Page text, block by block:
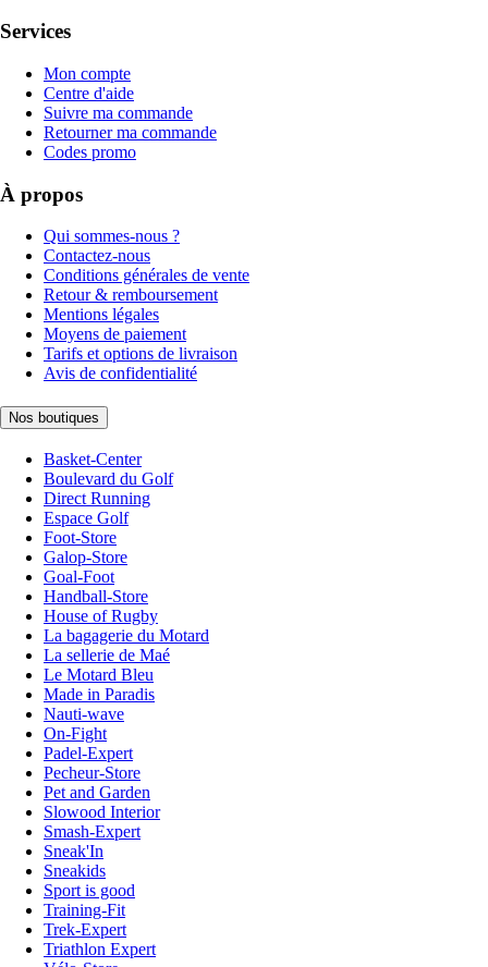
Services
Mon compte
Centre d'aide
Suivre ma commande
Retourner ma commande
Codes promo
À propos
Qui sommes-nous ?
Contactez-nous
Conditions générales de vente
Retour & remboursement
Mentions légales
Moyens de paiement
Tarifs et options de livraison
Avis de confidentialité
Nos boutiques
Basket-Center
Boulevard du Golf
Direct Running
Espace Golf
Foot-Store
Galop-Store
Goal-Foot
Handball-Store
House of Rugby
La bagagerie du Motard
La sellerie de Maé
Le Motard Bleu
Made in Paradis
Nauti-wave
On-Fight
Padel-Expert
Pecheur-Store
Pet and Garden
Slowood Interior
Smash-Expert
Sneak'In
Sneakids
Sport is good
Training-Fit
Trek-Expert
Triathlon Expert